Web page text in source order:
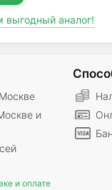
выгодный аналог!
и
и оплате